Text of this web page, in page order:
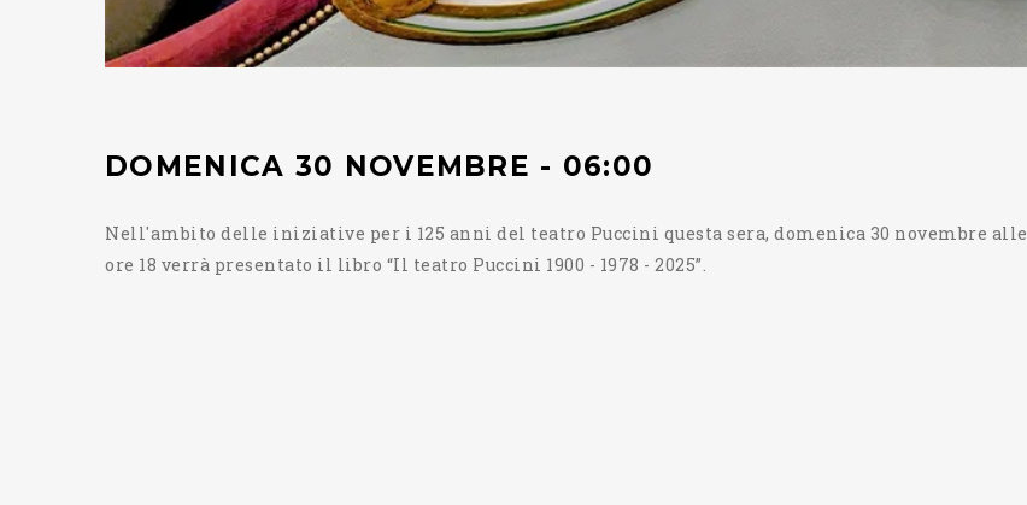
DOMENICA 30 NOVEMBRE - 06:00
Nell'ambito delle iniziative per i 125 anni del teatro Puccini questa sera, domenica 30 novembre alle
ore 18 verrà presentato il libro “Il teatro Puccini 1900 - 1978 - 2025”.